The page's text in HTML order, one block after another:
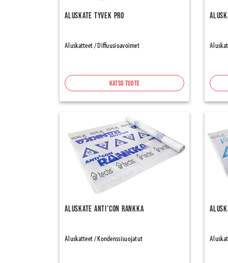
Aluskate Tyvek Pro
Aluskatteet / Diffuusioavoimet
Katso tuote
Aluskate Anti'con Rankka
Aluskatteet / Kondenssisuojatut